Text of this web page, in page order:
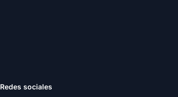
Redes sociales